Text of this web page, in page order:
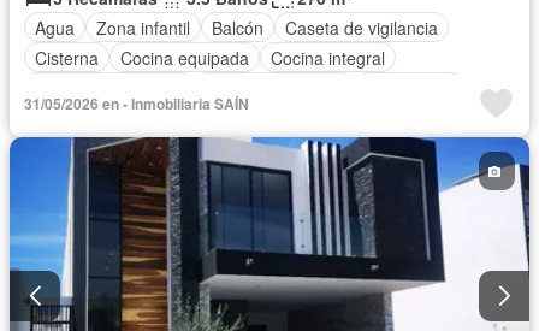
Agua
Zona infantil Balcón
Caseta de vigilancia
Cisterna
Cocina equipada
Cocina integral
Estacionamiento
Internet
Recámara con closet
Sala polivalente
Seguridad
Televisión por cable
Terraza
Vista panorámica
Zonas verdes
Permite mascotas
Permite niños
Solo familias
Sin amueblar
31/05/2026 en - Inmobiliaria SAÍN